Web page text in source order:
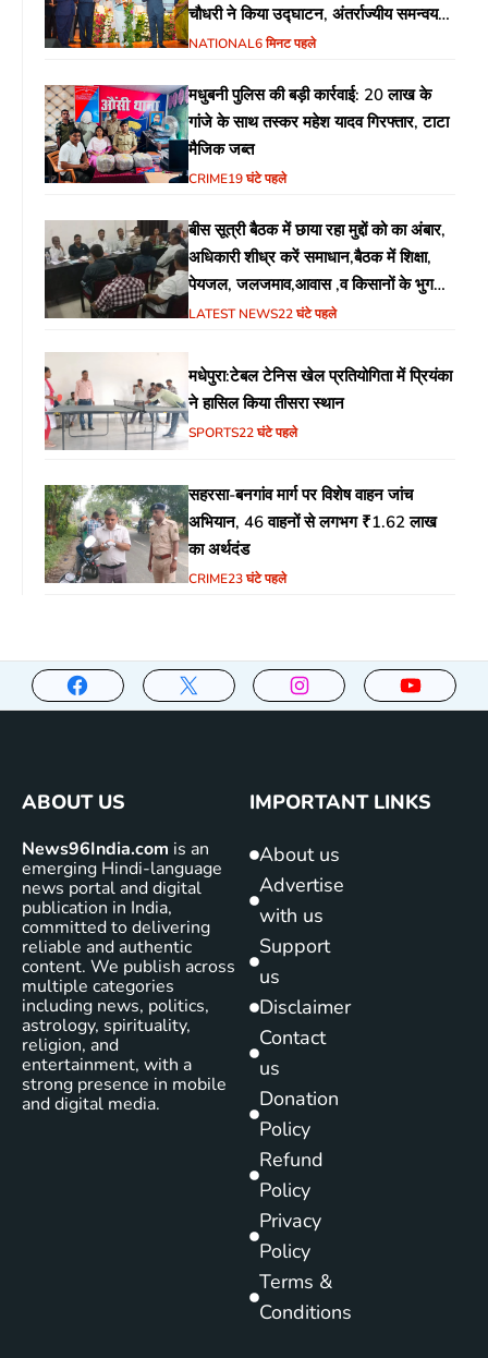
चौधरी ने किया उद्घाटन, अंतर्राज्यीय समन्वय
पर जोर
NATIONAL6 मिनट पहले
मधुबनी पुलिस की बड़ी कार्रवाई: 20 लाख के
गांजे के साथ तस्कर महेश यादव गिरफ्तार, टाटा
मैजिक जब्त
CRIME19 घंटे पहले
बीस सूत्री बैठक में छाया रहा मुद्दों को का अंबार,
अधिकारी शीध्र करें समाधान,बैठक में शिक्षा,
पेयजल, जलजमाव,आवास ,व किसानों के भुगतान
का उठा मुद्दा
LATEST NEWS22 घंटे पहले
मधेपुरा:टेबल टेनिस खेल प्रतियोगिता में प्रियंका
ने हासिल किया तीसरा स्थान
SPORTS22 घंटे पहले
सहरसा-बनगांव मार्ग पर विशेष वाहन जांच
अभियान, 46 वाहनों से लगभग ₹1.62 लाख
का अर्थदंड
CRIME23 घंटे पहले
ABOUT US
News96India.com is an
emerging Hindi-language
news portal and digital
publication in India,
committed to delivering
reliable and authentic
content. We publish across
multiple categories
including news, politics,
astrology, spirituality,
religion, and
entertainment, with a
strong presence in mobile
and digital media.
IMPORTANT LINKS
About us
Advertise
with us
Support
us
Disclaimer
Contact
us
Donation
Policy
Refund
Policy
Privacy
Policy
Terms &
Conditions